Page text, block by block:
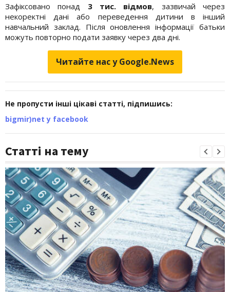
Зафіксовано понад 3 тис. відмов, зазвичай через
некоректні дані або переведення дитини в інший
навчальний заклад. Після оновлення інформації батьки
можуть повторно подати заявку через два дні.
Читайте нас у Google.News
Не пропусти інші цікаві статті, підпишись:
bigmir)net у facebook
Статті на тему